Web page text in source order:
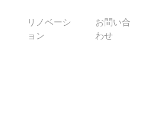
リノベーシ
ョン
お問い合
わせ